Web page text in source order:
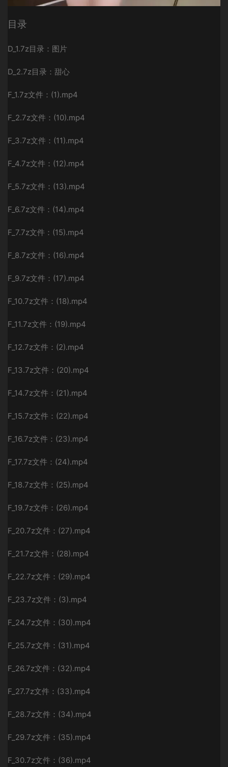
目录
D_1.7z目录：图片
D_2.7z目录：甜心
F_1.7z文件：(1).mp4
F_2.7z文件：(10).mp4
F_3.7z文件：(11).mp4
F_4.7z文件：(12).mp4
F_5.7z文件：(13).mp4
F_6.7z文件：(14).mp4
F_7.7z文件：(15).mp4
F_8.7z文件：(16).mp4
F_9.7z文件：(17).mp4
F_10.7z文件：(18).mp4
F_11.7z文件：(19).mp4
F_12.7z文件：(2).mp4
F_13.7z文件：(20).mp4
F_14.7z文件：(21).mp4
F_15.7z文件：(22).mp4
F_16.7z文件：(23).mp4
F_17.7z文件：(24).mp4
F_18.7z文件：(25).mp4
F_19.7z文件：(26).mp4
F_20.7z文件：(27).mp4
F_21.7z文件：(28).mp4
F_22.7z文件：(29).mp4
F_23.7z文件：(3).mp4
F_24.7z文件：(30).mp4
F_25.7z文件：(31).mp4
F_26.7z文件：(32).mp4
F_27.7z文件：(33).mp4
F_28.7z文件：(34).mp4
F_29.7z文件：(35).mp4
F_30.7z文件：(36).mp4